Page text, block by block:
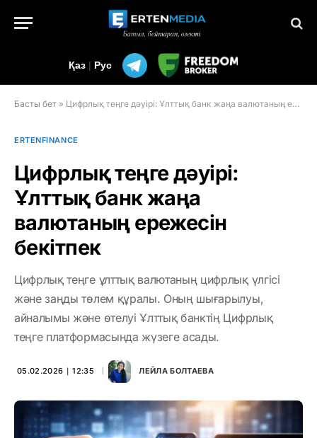
Қаз | Рус
Басты бет » Цифрлық теңге дәуірі: Ұлттық банк жаңа валютаның ережесін бекітпек
ERTENFINANCE
Цифрлық теңге дәуірі:
Ұлттық банк жаңа
валютаның ережесін
бекітпек
Цифрлық теңге ұлттық валютаның цифрлық үлгісі
және заңды төлем құралы. Оның шығарылуы,
айналымы және өтелуі Ұлттық банктің Цифрлық
теңге платформасында жүзеге асады.
05.02.2026 ∣ 12:35 ЛЕЙЛА БОЛТАЕВА